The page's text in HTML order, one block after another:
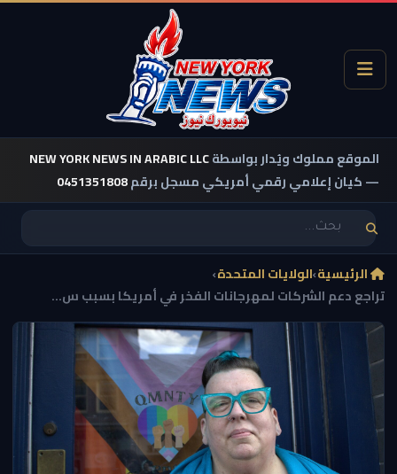
الموقع مملوك ويُدار بواسطةNEW YORK NEWS IN ARABIC LLC
— كيان إعلامي رقمي أمريكي مسجل برقم0451351808
الرئيسية›الولايات المتحدة›
تراجع دعم الشركات لمهرجانات الفخر في أمريكا بسبب س...